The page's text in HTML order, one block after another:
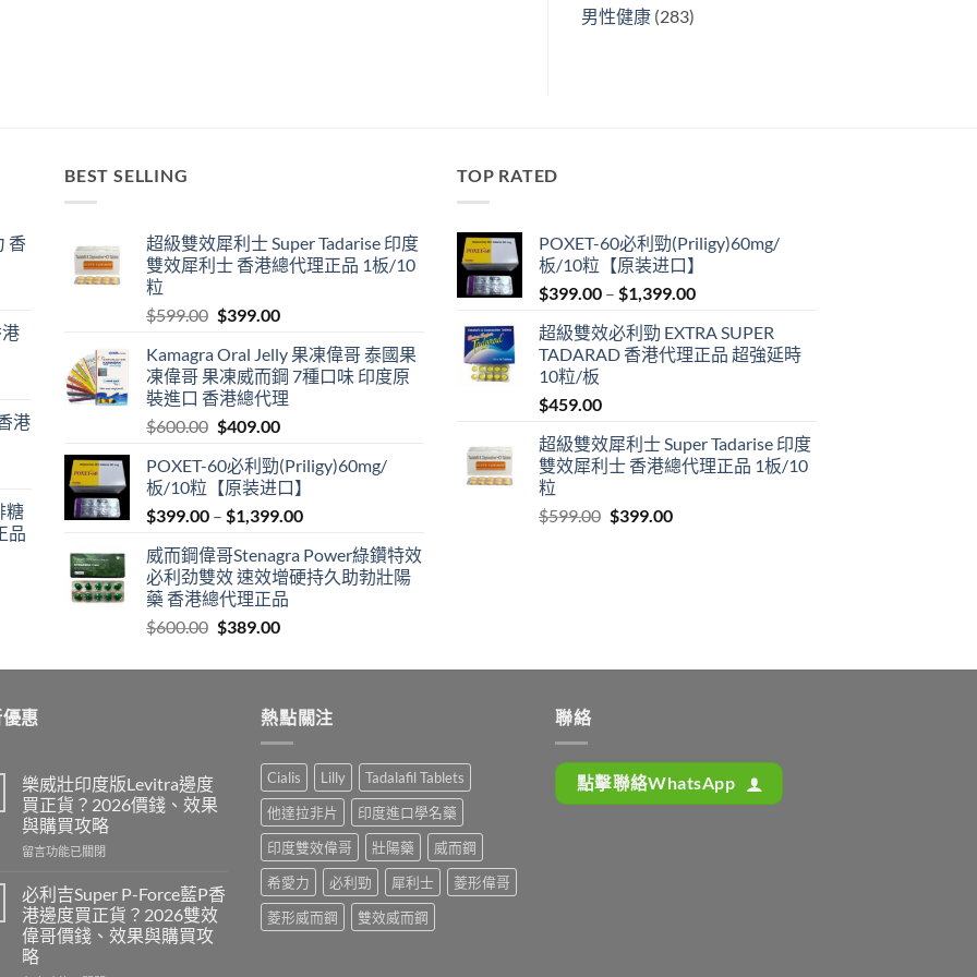
男性健康(283)
香
港
糖
品
BEST SELLING
超級雙效犀利士 Super Tadarise 印度
雙效犀利士 香港總代理正品 1板/10
粒
$599.00 Original
was:
$599.00.
$399.00Current
is:
$399.00.
Kamagra Oral Jelly 果凍偉哥 泰國果
凍偉哥 果凍威而鋼 7種口味 印度原
裝進口 香港總代理
$600.00 Original
was:
$600.00.
$409.00Current
is:
$409.00.
POXET-60必利勁(Priligy)60mg/
板/10粒【原装进口】
$399.00 – $1,399.00Price
$399.00
through
威而鋼偉哥Stenagra Power綠鑽特效
必利劲雙效 速效增硬持久助勃壯陽
藥 香港總代理正品
$600.00 Original
was:
$389.00Current
is:
TOP RATED
POXET-60必利勁(Priligy)60mg/
板/10粒【原装进口】
$399.00 – $1,399.00Price
$399.00
through
超級雙效必利勁 EXTRA SUPER
TADARAD 香港代理正品 超強延時
10粒/板
$459.00
超級雙效犀利士 Super Tadarise 印度
雙效犀利士 香港總代理正品 1板/10
粒
$599.00 Original
$399.00Current
惠
樂威壯印度版Levitra邊度
買正貨？2026價錢、效果
與購買攻略
在
威
壯
印
度
版
留言功能已關閉
必利吉Super P-Force藍P香
港邊度買正貨？2026雙效
偉哥價錢、效果與購買攻
略
熱點關注
Cialis Lilly
Tadalafil Tablets
他達拉非片
印度進口學名藥
印度雙效偉哥
壯陽藥
威而鋼
希愛力
必利勁 犀利士
菱形偉哥
菱形威而鋼
雙效威而鋼
聯絡
點擊聯絡WhatsApp